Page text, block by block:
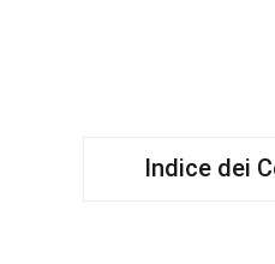
Indice dei